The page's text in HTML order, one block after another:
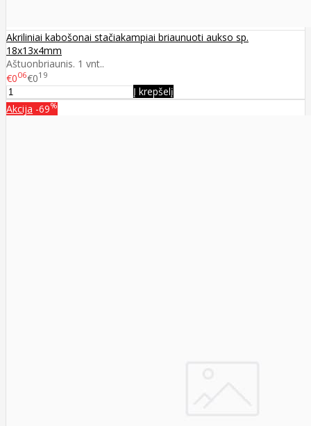
Akriliniai kabošonai stačiakampiai briaunuoti aukso sp.
18x13x4mm
Aštuonbriaunis. 1 vnt..
€006€019
Į krepšelį
Akcija -69%